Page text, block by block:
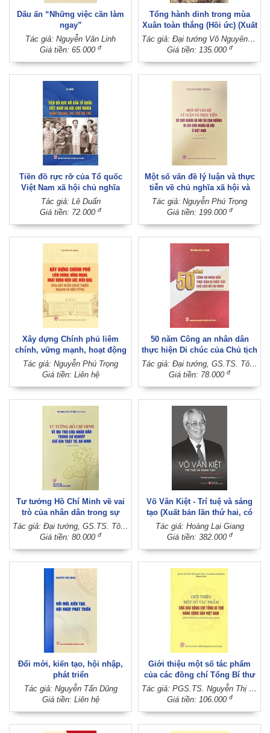
Dấu ấn “Những việc cần làm
ngay”
Tác giả: Nguyễn Văn Linh
Giá tiền: 65.000 đ
Tổng hành dinh trong mùa
Xuân toàn thắng (Hồi ức) (Xuất
bản lần thứ 12)
Tác giả: Đại tướng Võ Nguyên Giáp (Phạm Chí Nhân thể hiện)
Giá tiền: 135.000 đ
Tiền đồ rực rỡ của Tổ quốc
Việt Nam xã hội chủ nghĩa
nằm trong tay thế hệ trẻ
Tác giả: Lê Duẩn
Giá tiền: 72.000 đ
Một số vấn đề lý luận và thực
tiễn về chủ nghĩa xã hội và
con đường đi lên chủ nghĩa xã
hội ở Việt Nam (Xuất bản lần
Tác giả: Nguyễn Phú Trọng
Giá tiền: 199.000 đ
Xây dựng Chính phủ liêm
chính, vững mạnh, hoạt động
hiệu lực, hiệu quả, đưa đất
nước phát triển nhanh và bền
Tác giả: Nguyễn Phú Trọng
Giá tiền: Liên hệ
50 năm Công an nhân dân
thực hiện Di chúc của Chủ tịch
Hồ Chí Minh (Xuất bản lần thứ
hai)
Tác giả: Đại tướng, GS.TS. Tô Lâm
Giá tiền: 78.000 đ
Tư tưởng Hồ Chí Minh về vai
trò của nhân dân trong sự
nghiệp giữ gìn trật tự, an ninh
(Xuất bản lần thứ ba)
Tác giả: Đại tướng, GS.TS. Tô Lâm (Chủ biên)
Giá tiền: 80.000 đ
Võ Văn Kiệt - Trí tuệ và sáng
tạo (Xuất bản lần thứ hai, có
chỉnh sửa)
Tác giả: Hoàng Lại Giang
Giá tiền: 382.000 đ
Đổi mới, kiến tạo, hội nhập,
phát triển
Tác giả: Nguyễn Tấn Dũng
Giá tiền: Liên hệ
Giới thiệu một số tác phẩm
của các đồng chí Tổng Bí thư
Đảng Cộng sản Việt Nam
(Dành cho bậc đại học hệ
Tác giả: PGS.TS. Nguyễn Thị Thanh Tùng - TS. Hoàng Thị Thuận (Đồng chủ biên)
Giá tiền: 106.000 đ